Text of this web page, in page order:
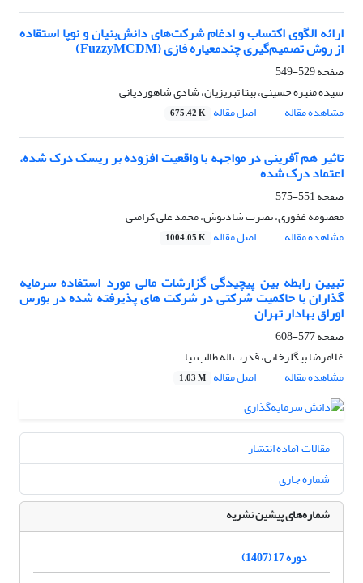
ارائه الگوی اکتساب و ادغام شرکت‌های دانش‌بنیان و نوپا استقاده
از روش تصمیم‌گیری چندمعیاره فازی (FuzzyMCDM)
صفحه529-549
سیده منیره حسینی، بیتا تبریزیان، شادی شاهوردیانی
مشاهده مقاله
اصل مقاله 675.42 K
تاثیر هم آفرینی در مواجهه با واقعیت افزوده بر ریسک درک شده،
اعتماد درک شده
صفحه551-575
معصومه غفوری، نصرت شادنوش، محمد علی کرامتی
مشاهده مقاله
اصل مقاله 1004.05 K
تبیین رابطه بین پیچیدگی گزارشات مالی مورد استفاده سرمایه
گذاران با حاکمیت شرکتی در شرکت های پذیرفته شده در بورس
اوراق بهادار تهران
صفحه577-608
غلامرضا بیگلرخانی، قدرت اله طالب نیا
مشاهده مقاله
اصل مقاله 1.03 M
مقالات آماده انتشار
شماره جاری
شماره‌های پیشین نشریه
دوره 17 (1407)